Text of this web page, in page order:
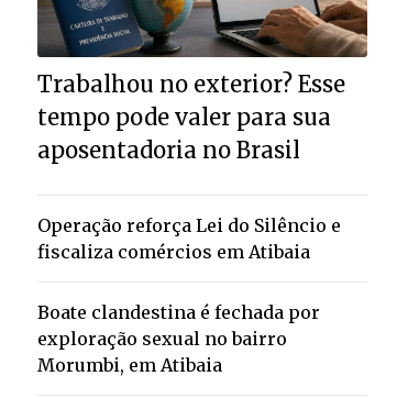
Trabalhou no exterior? Esse
tempo pode valer para sua
aposentadoria no Brasil
Operação reforça Lei do Silêncio e
fiscaliza comércios em Atibaia
Boate clandestina é fechada por
exploração sexual no bairro
Morumbi, em Atibaia